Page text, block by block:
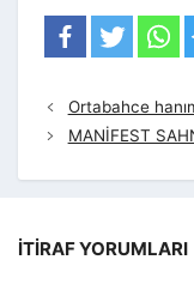
Ortabahce
MANİFEST
İTIRAF YORUMLARI